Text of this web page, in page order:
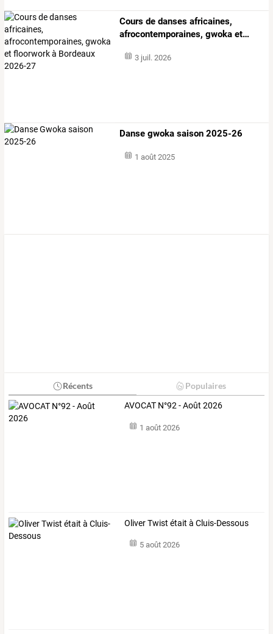
Cours de danses africaines,
afrocontemporaines, gwoka et…
3 juil. 2026
Danse gwoka saison 2025-26
1 août 2025
Récents Populaires
AVOCAT N°92 - Août 2026
1 août 2026
Oliver Twist était à Cluis-Dessous
5 août 2026